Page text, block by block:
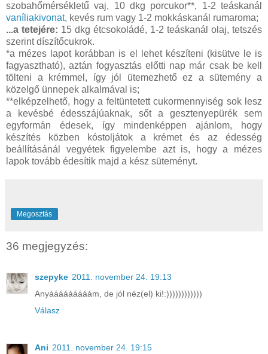
szobahőmérsékletű vaj, 10 dkg porcukor**, 1-2 teáskanál
vaníliakivonat, kevés rum vagy 1-2 mokkáskanál rumaroma;
...a tetejére: 15 dkg étcsokoládé, 1-2 teáskanál olaj, tetszés
szerint díszítőcukrok.
*a mézes lapot korábban is el lehet készíteni (kisütve le is
fagyasztható), aztán fogyasztás előtti nap már csak be kell
tölteni a krémmel, így jól ütemezhető ez a sütemény a
közelgő ünnepek alkalmával is;
**elképzelhető, hogy a feltüntetett cukormennyiség sok lesz
a kevésbé édesszájúaknak, sőt a gesztenyepürék sem
egyformán édesek, így mindenképpen ajánlom, hogy
készítés közben kóstoljátok a krémet és az édesség
beállításánál vegyétek figyelembe azt is, hogy a mézes
lapok tovább édesítik majd a kész süteményt.
Megosztás
36 megjegyzés:
szepyke 2011. november 24. 19:13
Anyááááááááám, de jól néz(el) ki!:))))))))))))
Válasz
Ani 2011. november 24. 19:15